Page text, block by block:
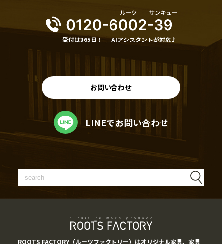
受付は365日！ AIアシスタントが対応♪
お問い合わせ
LINEでお問い合わせ
ROOTS FACTORY（ルーツファクトリー）はオリジナル家具、家具